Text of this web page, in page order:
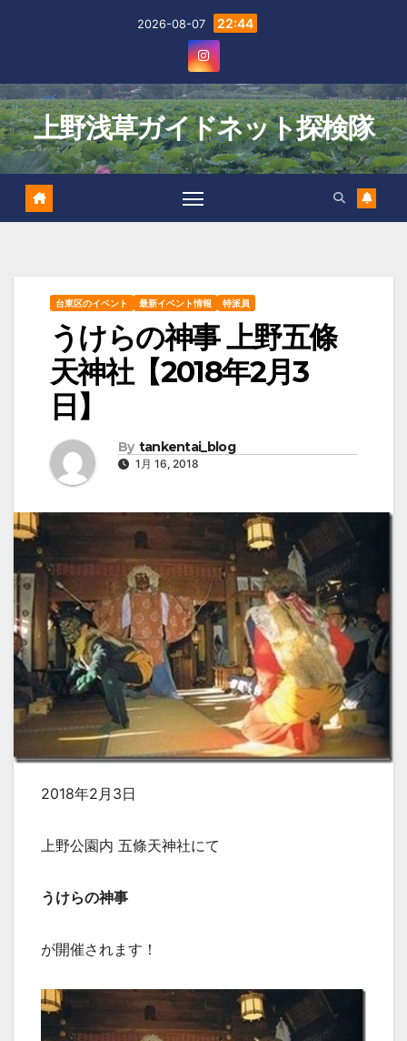
2026-08-07 22:44
上野浅草ガイドネット探検隊
台東区のイベント 最新イベント情報 特派員
うけらの神事 上野五條
天神社【2018年2月3
日】
By tankentai_blog
1月 16, 2018
2018年2月3日
上野公園内 五條天神社にて
うけらの神事
が開催されます！